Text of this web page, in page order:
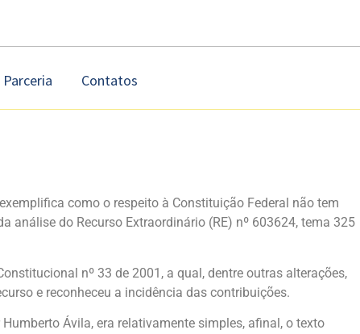
Parceria Contatos
como o respeito à Constituição Federal não tem
análise do Recurso Extraordinário (RE) nº 603624, tema 325
nº 33 de 2001, a qual, dentre outras alterações,
e reconheceu a incidência das contribuições.
Ávila, era relativamente simples, afinal, o texto